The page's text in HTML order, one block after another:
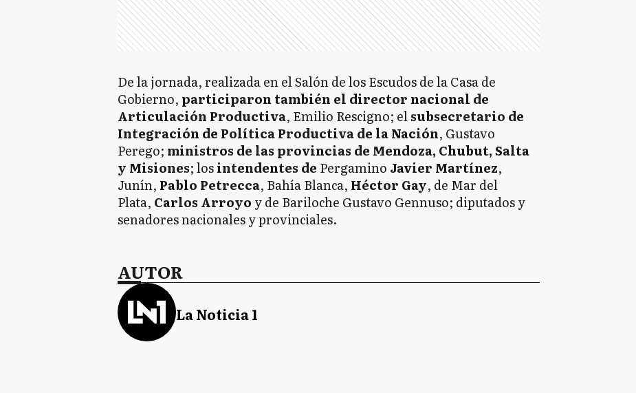
De la jornada, realizada en el Salón de los Escudos de la Casa de
Gobierno, participaron también el director nacional de
Articulación Productiva, Emilio Rescigno; elsubsecretario de
Integración de Política Productiva de la Nación, Gustavo
Perego; ministros de las provincias de Mendoza, Chubut, Salta
y Misiones; losintendentes de Pergamino Javier Martínez,
Junín, Pablo Petrecca, Bahía Blanca, Héctor Gay, de Mar del
Plata, Carlos Arroyo y de Bariloche Gustavo Gennuso; diputados y
senadores nacionales y provinciales.
AUTOR
La Noticia 1